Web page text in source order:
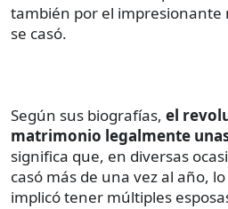
también por el impresionante
se casó.
Según sus biografías, el
matrimonio legalmente
significa que, en diversas
casó más de una vez al año,
implicó tener múltiples